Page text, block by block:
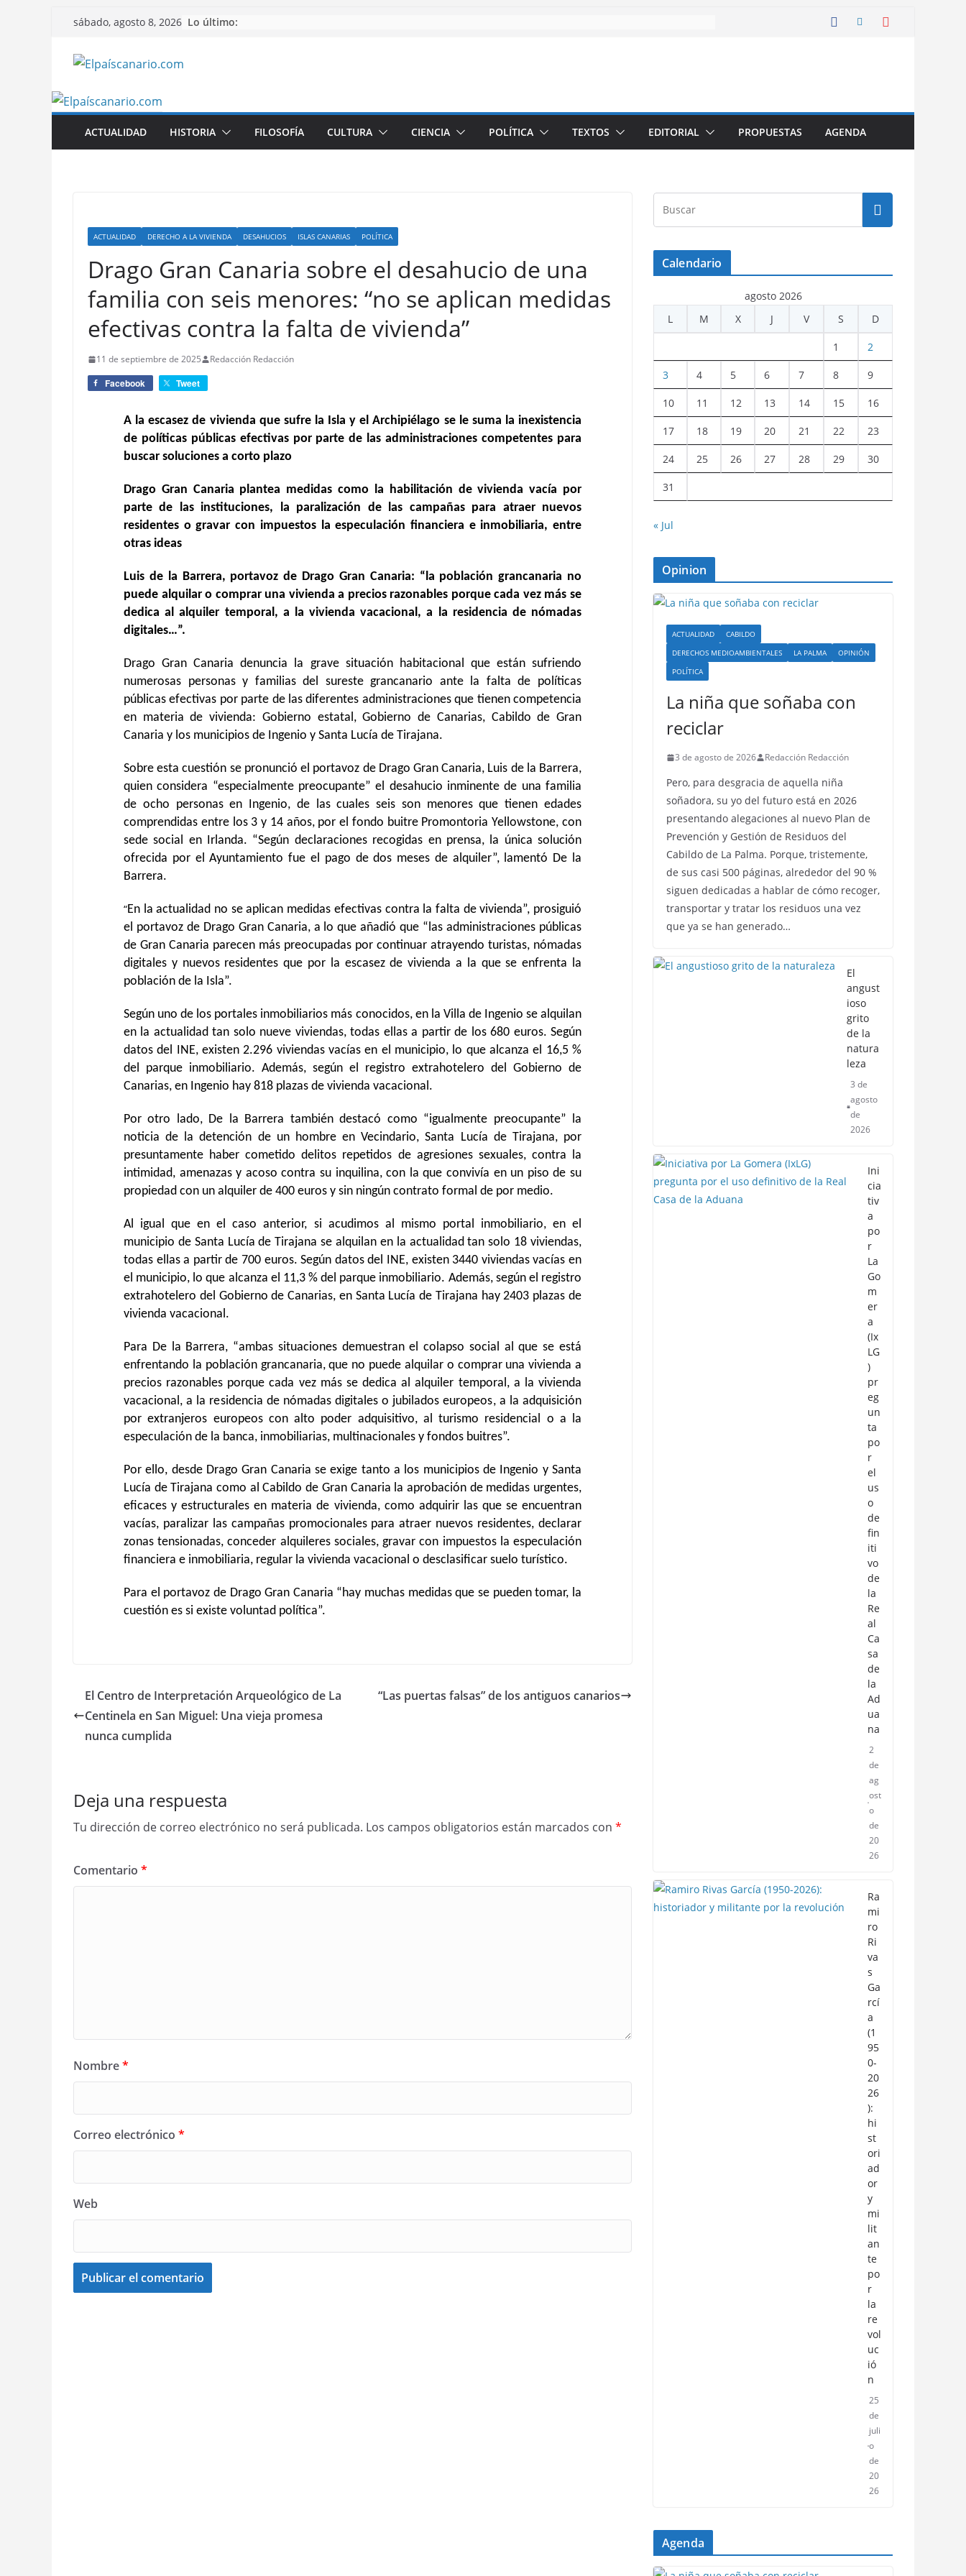
Saltar
contenido
sábado, agosto 8, 2026 Lo último:
ACTUALIDAD HISTORIA FILOSOFÍA CULTURA CIENCIA POLÍTICA TEXTOS EDITORIAL PROPUESTAS AGENDA
ACTUALIDAD DERECHO A LA VIVIENDA DESAHUCIOS ISLAS CANARIAS POLÍTICA
Drago Gran Canaria sobre el desahucio de una
familia con seis menores: “no se aplican medidas
efectivas contra la falta de vivienda”
11 de septiembre de 2025 Redacción Redacción
Facebook Tweet
A la escasez de vivienda que sufre la Isla y el Archipiélago se le suma la inexistencia
de políticas públicas efectivas por parte de las administraciones competentes para
buscar soluciones a corto plazo
Drago Gran Canaria plantea medidas como la habilitación de vivienda vacía por
parte de las instituciones, la paralización de las campañas para atraer nuevos
residentes o gravar con impuestos la especulación financiera e inmobiliaria, entre
otras ideas
Luis de la Barrera, portavoz de Drago Gran Canaria: “la población grancanaria no
puede alquilar o comprar una vivienda a precios razonables porque cada vez más se
dedica al alquiler temporal, a la vivienda vacacional, a la residencia de nómadas
digitales…”.
Drago Gran Canaria denuncia la grave situación habitacional que están sufriendo
numerosas personas y familias del sureste grancanario ante la falta de políticas
públicas efectivas por parte de las diferentes administraciones que tienen competencia
en materia de vivienda: Gobierno estatal, Gobierno de Canarias, Cabildo de Gran
Canaria y los municipios de Ingenio y Santa Lucía de Tirajana.
Sobre esta cuestión se pronunció el portavoz de Drago Gran Canaria, Luis de la Barrera,
quien considera “especialmente preocupante” el desahucio inminente de una familia
de ocho personas en Ingenio, de las cuales seis son menores que tienen edades
comprendidas entre los 3 y 14 años, por el fondo buitre Promontoria Yellowstone, con
sede social en Irlanda. “Según declaraciones recogidas en prensa, la única solución
ofrecida por el Ayuntamiento fue el pago de dos meses de alquiler”, lamentó De la
Barrera.
“En la actualidad no se aplican medidas efectivas contra la falta de vivienda”, prosiguió
el portavoz de Drago Gran Canaria, a lo que añadió que “las administraciones públicas
de Gran Canaria parecen más preocupadas por continuar atrayendo turistas, nómadas
digitales y nuevos residentes que por la escasez de vivienda a la que se enfrenta la
población de la Isla”.
Según uno de los portales inmobiliarios más conocidos, en la Villa de Ingenio se alquilan
en la actualidad tan solo nueve viviendas, todas ellas a partir de los 680 euros. Según
datos del INE, existen 2.296 viviendas vacías en el municipio, lo que alcanza el 16,5 %
del parque inmobiliario. Además, según el registro extrahotelero del Gobierno de
Canarias, en Ingenio hay 818 plazas de vivienda vacacional.
Por otro lado, De la Barrera también destacó como “igualmente preocupante” la
noticia de la detención de un hombre en Vecindario, Santa Lucía de Tirajana, por
presuntamente haber cometido delitos repetidos de agresiones sexuales, contra la
intimidad, amenazas y acoso contra su inquilina, con la que convivía en un piso de su
propiedad con un alquiler de 400 euros y sin ningún contrato formal de por medio.
Al igual que en el caso anterior, si acudimos al mismo portal inmobiliario, en el
municipio de Santa Lucía de Tirajana se alquilan en la actualidad tan solo 18 viviendas,
todas ellas a partir de 700 euros. Según datos del INE, existen 3440 viviendas vacías en
el municipio, lo que alcanza el 11,3 % del parque inmobiliario. Además, según el registro
extrahotelero del Gobierno de Canarias, en Santa Lucía de Tirajana hay 2403 plazas de
vivienda vacacional.
Para De la Barrera, “ambas situaciones demuestran el colapso social al que se está
enfrentando la población grancanaria, que no puede alquilar o comprar una vivienda a
precios razonables porque cada vez más se dedica al alquiler temporal, a la vivienda
vacacional, a la residencia de nómadas digitales o jubilados europeos, a la adquisición
por extranjeros europeos con alto poder adquisitivo, al turismo residencial o a la
especulación de la banca, inmobiliarias, multinacionales y fondos buitres”.
Por ello, desde Drago Gran Canaria se exige tanto a los municipios de Ingenio y Santa
Lucía de Tirajana como al Cabildo de Gran Canaria la aprobación de medidas urgentes,
eficaces y estructurales en materia de vivienda, como adquirir las que se encuentran
vacías, paralizar las campañas promocionales para atraer nuevos residentes, declarar
zonas tensionadas, conceder alquileres sociales, gravar con impuestos la especulación
financiera e inmobiliaria, regular la vivienda vacacional o desclasificar suelo turístico.
Para el portavoz de Drago Gran Canaria “hay muchas medidas que se pueden tomar, la
cuestión es si existe voluntad política”.
El Centro de Interpretación Arqueológico de La
Centinela en San Miguel: Una vieja promesa
nunca cumplida
“Las puertas falsas” de los antiguos canarios
Deja una respuesta
Tu dirección de correo electrónico no será publicada. Los campos obligatorios están marcados con *
Comentario *
Nombre*
Correo electrónico *
Web
Calendario
agosto 2026
L
M X J V S D
1 2
3 4 5 6 7 8 9
10 11 12 13 14 15 16
17 18 19 20 21 22 23
24 25 26 27 28 29 30
31
« Jul
Opinion
ACTUALIDAD
CABILDO
DERECHOS MEDIOAMBIENTALES
LA PALMA
OPINIÓN
POLÍTICA
La niña que soñaba con
reciclar
3 de agosto de 2026 Redacción Redacción
Pero, para desgracia de aquella niña
soñadora, su yo del futuro está en 2026
presentando alegaciones al nuevo Plan de
Prevención y Gestión de Residuos del
Cabildo de La Palma. Porque, tristemente,
de sus casi 500 páginas, alrededor del 90 %
siguen dedicadas a hablar de cómo recoger,
transportar y tratar los residuos una vez
que ya se han generado…
El
angust
ioso
grito
de la
natura
leza
3 de
agosto
de
2026
Ini
cia
tiv
a
po
r
La
Go
m
er
a
(Ix
LG
)
pr
eg
un
ta
po
r
el
us
o
de
fin
iti
vo
de
la
Re
al
Ca
sa
de
la
Ad
ua
na
2
de
ag
ost
o
de
20
26
Ra
mi
ro
Ri
va
s
Ga
rcí
a
(1
95
0-
20
26
):
hi
st
ori
ad
or
y
mi
lit
an
te
po
r
la
re
vol
uc
ió
n
25
de
juli
o
de
20
26
Agenda